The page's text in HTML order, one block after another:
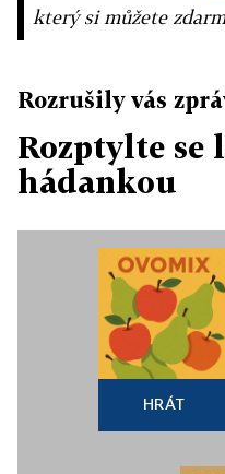
který si můžete
Rozrušily vás
Rozptylte se
hádankou
HRÁT